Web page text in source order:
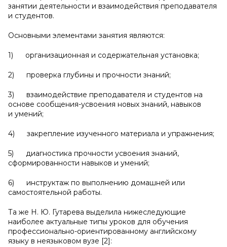
занятии деятельности и взаимодействия преподавателя
и студентов.
Основными элементами занятия являются:
1) организационная и содержательная установка;
2) проверка глубины и прочности знаний;
3) взаимодействие преподавателя и студентов на
основе сообщения-усвоения новых знаний, навыков
и умений;
4) закрепление изученного материала и упражнения;
5) диагностика прочности усвоения знаний,
сформированности навыков и умений;
6) инструктаж по выполнению домашней или
самостоятельной работы.
Та же Н. Ю. Гутарева выделила нижеследующие
наиболее актуальные типы уроков для обучения
профессионально-ориентированному английскому
языку в неязыковом вузе [2]: